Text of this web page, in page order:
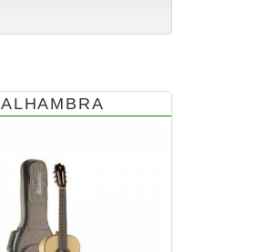
ALHAMBRA